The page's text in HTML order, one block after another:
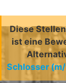
Diese
ist eine
Schlosser